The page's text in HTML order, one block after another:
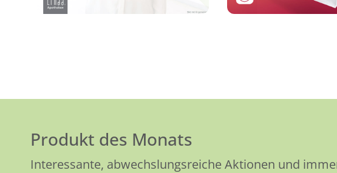
Produkt des Monats
Interessante, abwechslungsreiche Aktionen und